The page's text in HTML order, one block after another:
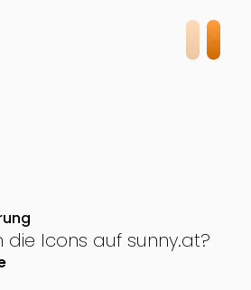
Icons auf sunny.at?